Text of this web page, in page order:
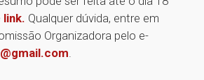
link. Qualquer dúvida, entre em
Organizadora pelo e-
.